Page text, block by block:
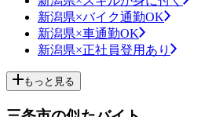
新潟県×バイク通勤OK
新潟県×車通勤OK
新潟県×正社員登用あり
もっと見る